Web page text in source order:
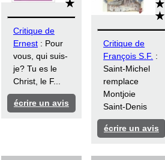
Critique de
Ernest : Pour
vous, qui suis-
je? Tu es le
Christ, le F...
écrire un avis
Critique de
François S.F. :
Saint-Michel
remplace
Montjoie
Saint-Denis
écrire un avis